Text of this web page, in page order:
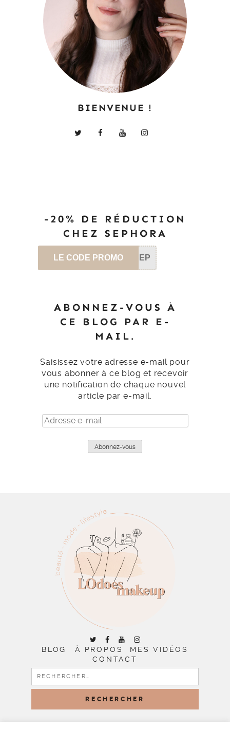
BIENVENUE !
-20% DE RÉDUCTION
CHEZ SEPHORA
LE CODE PROMO SEP
ABONNEZ-VOUS À
CE BLOG PAR E-
MAIL.
Saisissez votre adresse e-mail pour
vous abonner à ce blog et recevoir
une notification de chaque nouvel
article par e-mail.
Adresse
e-
Abonnez-vous
BLOG À PROPOS
MES VIDÉOS
CONTACT
RECHERCHER :